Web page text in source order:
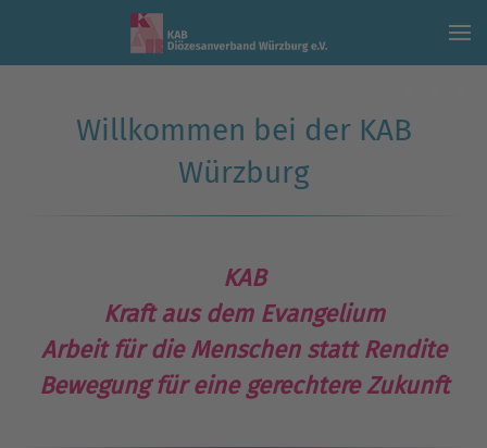
Skip to main content
Willkommen bei der KAB
Würzburg
KAB
Kraft aus dem Evangelium
Arbeit für die Menschen statt Rendite
Bewegung für eine gerechtere Zukunft